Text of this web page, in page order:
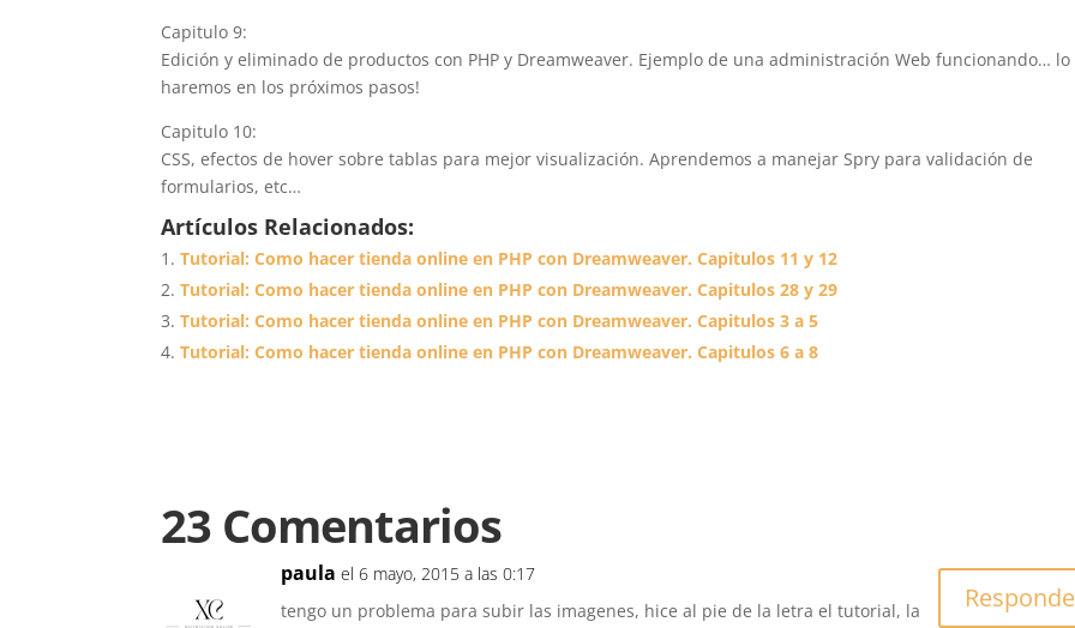
Capitulo 9:
Edición y eliminado de productos con PHP y Dreamweaver. Ejemplo de una administración Web funcionando…
haremos en los próximos pasos!
Capitulo 10:
CSS, efectos de hover sobre tablas para mejor visualización. Aprendemos a manejar Spry para validación de
formularios, etc…
Artículos Relacionados:
Tutorial: Como hacer tienda online en PHP con Dreamweaver. Capitulos 11 y 12
Tutorial: Como hacer tienda online en PHP con Dreamweaver. Capitulos 28 y 29
Tutorial: Como hacer tienda online en PHP con Dreamweaver. Capitulos 3 a 5
Tutorial: Como hacer tienda online en PHP con Dreamweaver. Capitulos 6 a 8
23 Comentarios
paula el 6 mayo, 2015 a las 0:17
tengo un problema para subir las imagenes, hice al pie de la letra el tutorial, la